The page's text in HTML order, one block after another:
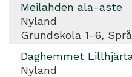
Meilahden ala-aste
Nyland
Grundskola 1-6,
Daghemmet
Nyland